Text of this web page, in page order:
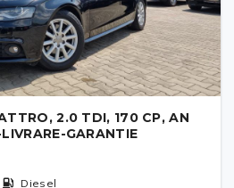
2.0 TDI, 170 CP, AN
GARANTIE
Diesel